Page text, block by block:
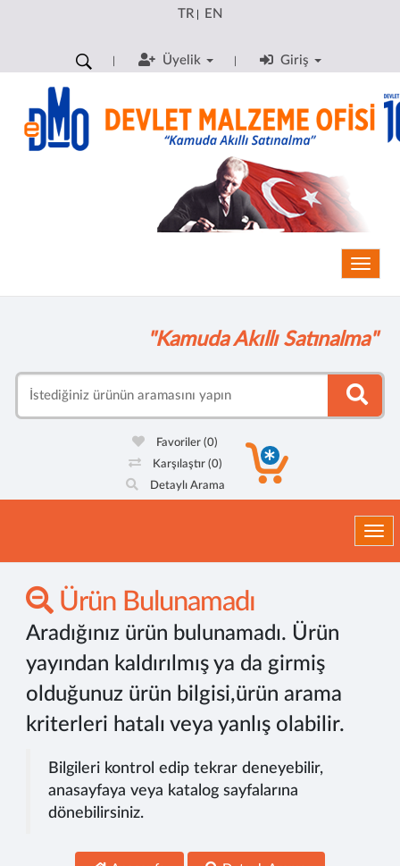
TR| EN
Üyelik Giriş
"Kamuda Akıllı Satınalma"
Favoriler(0)
Karşılaştır (0)
Detaylı Arama
Ürün Bulunamadı
Aradığınız ürün bulunamadı. Ürün
yayından kaldırılmış ya da girmiş
olduğunuz ürün bilgisi,ürün arama
kriterleri hatalı veya yanlış olabilir.
Bilgileri kontrol edip tekrar deneyebilir,
anasayfaya veya katalog sayfalarına
dönebilirsiniz.